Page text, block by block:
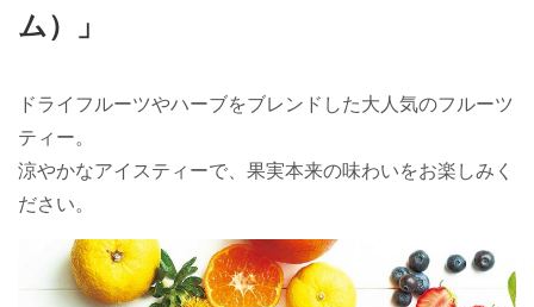
ム）」
ドライフルーツやハーブをブレンドした大人気のフルーツ
ティー。
涼やかなアイスティーで、果実本来の味わいをお楽しみく
ださい。